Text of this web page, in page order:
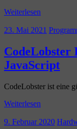
Weiterlesen
23. Mai 2021
CodeLobster
JavaScript
CodeLobster ist eine
Weiterlesen
9. Februar 2020